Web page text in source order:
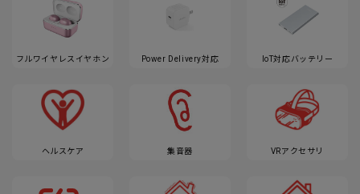
フルワイヤレスイヤホン Power Delivery対応 IoT対応バッテリー
ヘルスケア 集音器 VRアクセサリ